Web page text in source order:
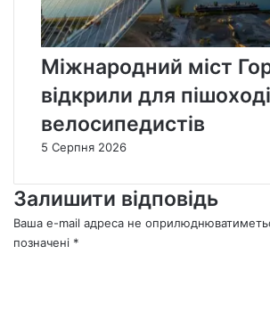
Міжнародний міст
відкрили для
велосипедистів
5 Серпня 2026
Залишити відповідь
Ваша e-mail адреса не
позначені *